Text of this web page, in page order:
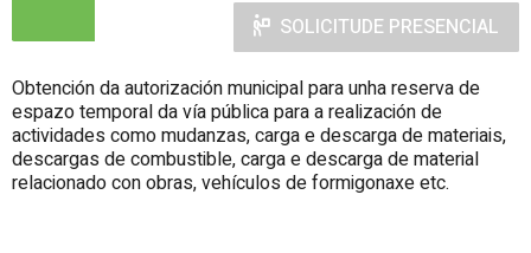
SOLICITUDE PRESENCIAL
Obtención da autorización municipal para unha reserva de
espazo temporal da vía pública para a realización de
actividades como mudanzas, carga e descarga de materiais,
descargas de combustible, carga e descarga de material
relacionado con obras, vehículos de formigonaxe etc.